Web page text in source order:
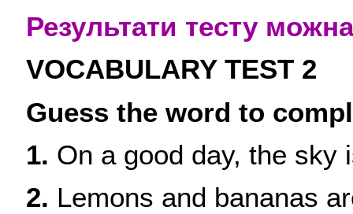
Результати тесту
VOCABULARY TEST 2
Guess the word to
1. On a good day, the
2. Lemons and bananas